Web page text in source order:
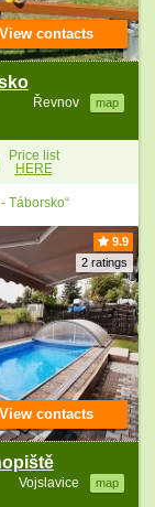
Řevnov map
View contacts
Price list
HERE
Táborsko“
9.9
2 ratings
Vojslavice map
View contacts